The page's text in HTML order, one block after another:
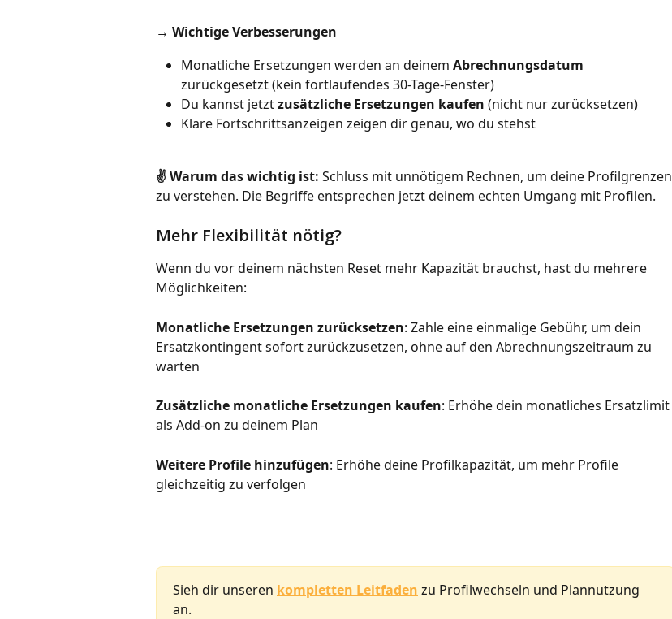
→ Wichtige Verbesserungen
Monatliche Ersetzungen werden an deinem Abrechnungsdatum
zurückgesetzt (kein fortlaufendes 30-Tage-Fenster)
Du kannst jetzt zusätzliche Ersetzungen kaufen (nicht nur zurücksetzen)
Klare Fortschrittsanzeigen zeigen dir genau, wo du stehst
✌️ Warum das wichtig ist: Schluss mit unnötigem Rechnen, um deine Profilgrenzen
zu verstehen. Die Begriffe entsprechen jetzt deinem echten Umgang mit Profilen.
Mehr Flexibilität nötig?
Wenn du vor deinem nächsten Reset mehr Kapazität brauchst, hast du mehrere
Möglichkeiten:
Monatliche Ersetzungen zurücksetzen: Zahle eine einmalige Gebühr, um dein
Ersatzkontingent sofort zurückzusetzen, ohne auf den Abrechnungszeitraum zu
warten
Zusätzliche monatliche Ersetzungen kaufen: Erhöhe dein monatliches Ersatzlimit
als Add-on zu deinem Plan
Weitere Profile hinzufügen: Erhöhe deine Profilkapazität, um mehr Profile
gleichzeitig zu verfolgen
Sieh dir unseren kompletten Leitfaden zu Profilwechseln und Plannutzung
an.